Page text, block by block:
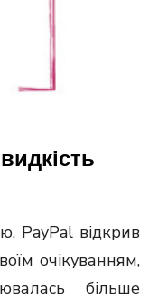
PayPal відкрив
очікуванням,
більше